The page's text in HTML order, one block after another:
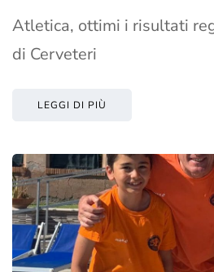
Atletica, ottimi i risultati
di Cerveteri
LEGGI DI PIÙ